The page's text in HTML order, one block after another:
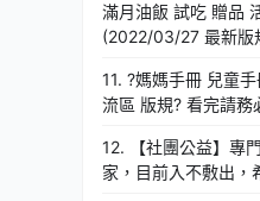
滿月油飯 試吃 贈品
(2022/03/27 最新版
11. ?媽媽手冊 兒童
流區 版規? 看完請務
12. 【社團公益】專
家，目前入不敷出，